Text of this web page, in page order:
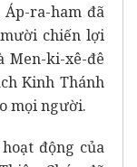
Áp-ra-ham đã
chiến lợi
Men-ki-xê-đê
Kinh Thánh
mọi người.
động của